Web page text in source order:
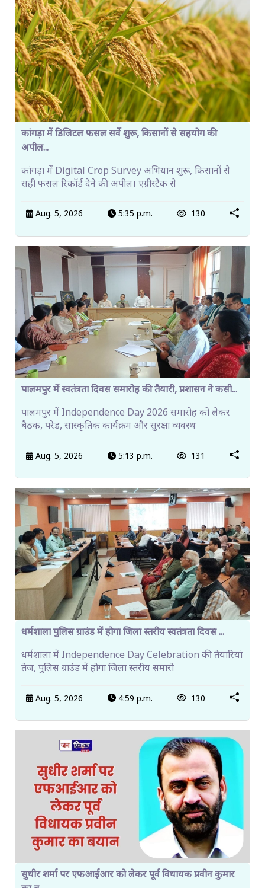
कांगड़ा में डिजिटल फसल सर्वे शुरू, किसानों से सहयोग की
अपील...
कांगड़ा में Digital Crop Survey अभियान शुरू, किसानों से
सही फसल रिकॉर्ड देने की अपील। एग्रीस्टैक से
Aug. 5, 2026 5:35 p.m. 130
पालमपुर में स्वतंत्रता दिवस समारोह की तैयारी, प्रशासन ने कसी...
पालमपुर में Independence Day 2026 समारोह को लेकर
बैठक, परेड, सांस्कृतिक कार्यक्रम और सुरक्षा व्यवस्थ
Aug. 5, 2026 5:13 p.m. 131
धर्मशाला पुलिस ग्राउंड में होगा जिला स्तरीय स्वतंत्रता दिवस ...
धर्मशाला में Independence Day Celebration की तैयारियां
तेज, पुलिस ग्राउंड में होगा जिला स्तरीय समारो
Aug. 5, 2026 4:59 p.m. 130
सुधीर शर्मा पर एफआईआर को लेकर पूर्व विधायक प्रवीन कुमार